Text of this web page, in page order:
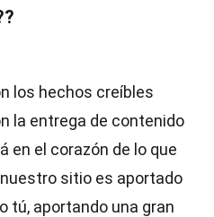
los hechos creíbles
la entrega de contenido
en el corazón de lo que
sitio es aportado
tú, aportando una gran